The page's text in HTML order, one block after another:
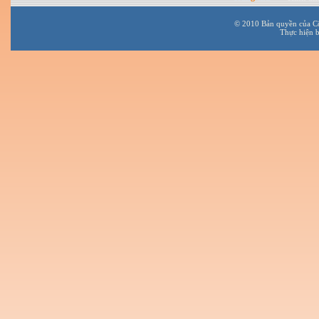
© 2010 Bản quyền của
Thực hiện